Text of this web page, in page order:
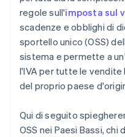
regole sull'imposta sul
scadenze e obblighi di
sportello unico (OSS)
sistema e permette a
l'IVA per tutte le vendite
del proprio paese
Qui di seguito
OSS nei Paesi Bassi,